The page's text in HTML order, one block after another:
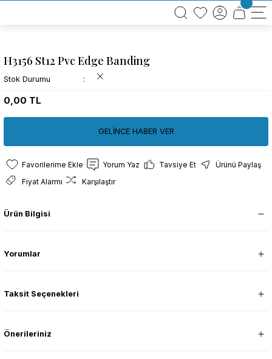
BÜTÜN ALIŞVERİŞLERİNİZDE KARGO BEDAVA!
TÜRKİYE GENELİNDE 10.000 MÜŞTERİ REFERANSI
H3156 St12 Pvc Edge Banding
Stok Durumu
0,00 TL
GELİNCE HABER VER
Yorum Yaz Tavsiye Et
Ürünü Paylaş
Fiyat Alarmı
Karşılaştır
Ürün Bilgisi
Yorumlar
Taksit Seçenekleri
Önerileriniz